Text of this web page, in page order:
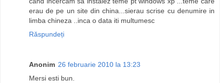
erau de pe un site din china...sierau scrise cu denumire in
limba chineza ..inca o data iti multumesc
Răspundeți
Anonim 26 februarie 2010 la 13:23
Mersi esti bun.